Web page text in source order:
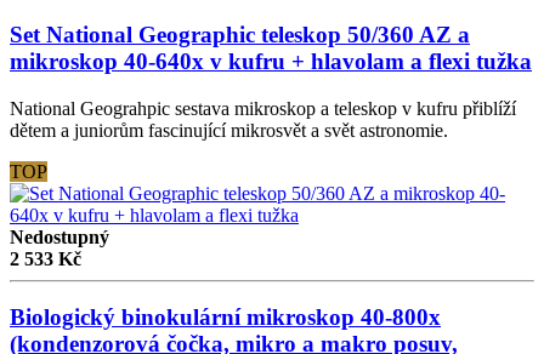
Set National Geographic teleskop 50/360 AZ a
mikroskop 40-640x v kufru + hlavolam a flexi tužka
National Geograhpic sestava mikroskop a teleskop v kufru přiblíží
dětem a juniorům fascinující mikrosvět a svět astronomie.
TOP
Nedostupný
2 533 Kč
Biologický binokulární mikroskop 40-800x
(kondenzorová čočka, mikro a makro posuv,